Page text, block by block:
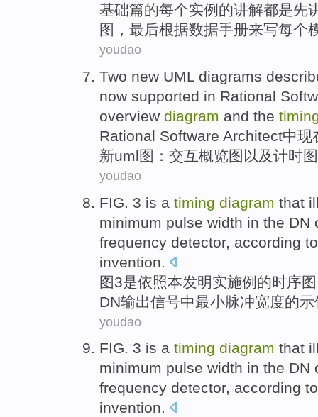
基础篇的每个实例 的讲解都是先
图 ， 最后根据数据手册来写每个
youdao
Two new UML diagrams
now supported in Rational
overview diagram and the
Rational Software Architect中现
新uml图 ： 交互概览图 以及计时
youdao
FIG 3 is a timing diagram that
minimum pulse width in the DN
frequency detector, according to
invention.
图3是依照本发明实施例 的时序图
DN输出信号中最小脉冲宽度的
youdao
FIG. 3 is a timing diagram that
minimum pulse width in the DN
frequency detector, according to
invention.